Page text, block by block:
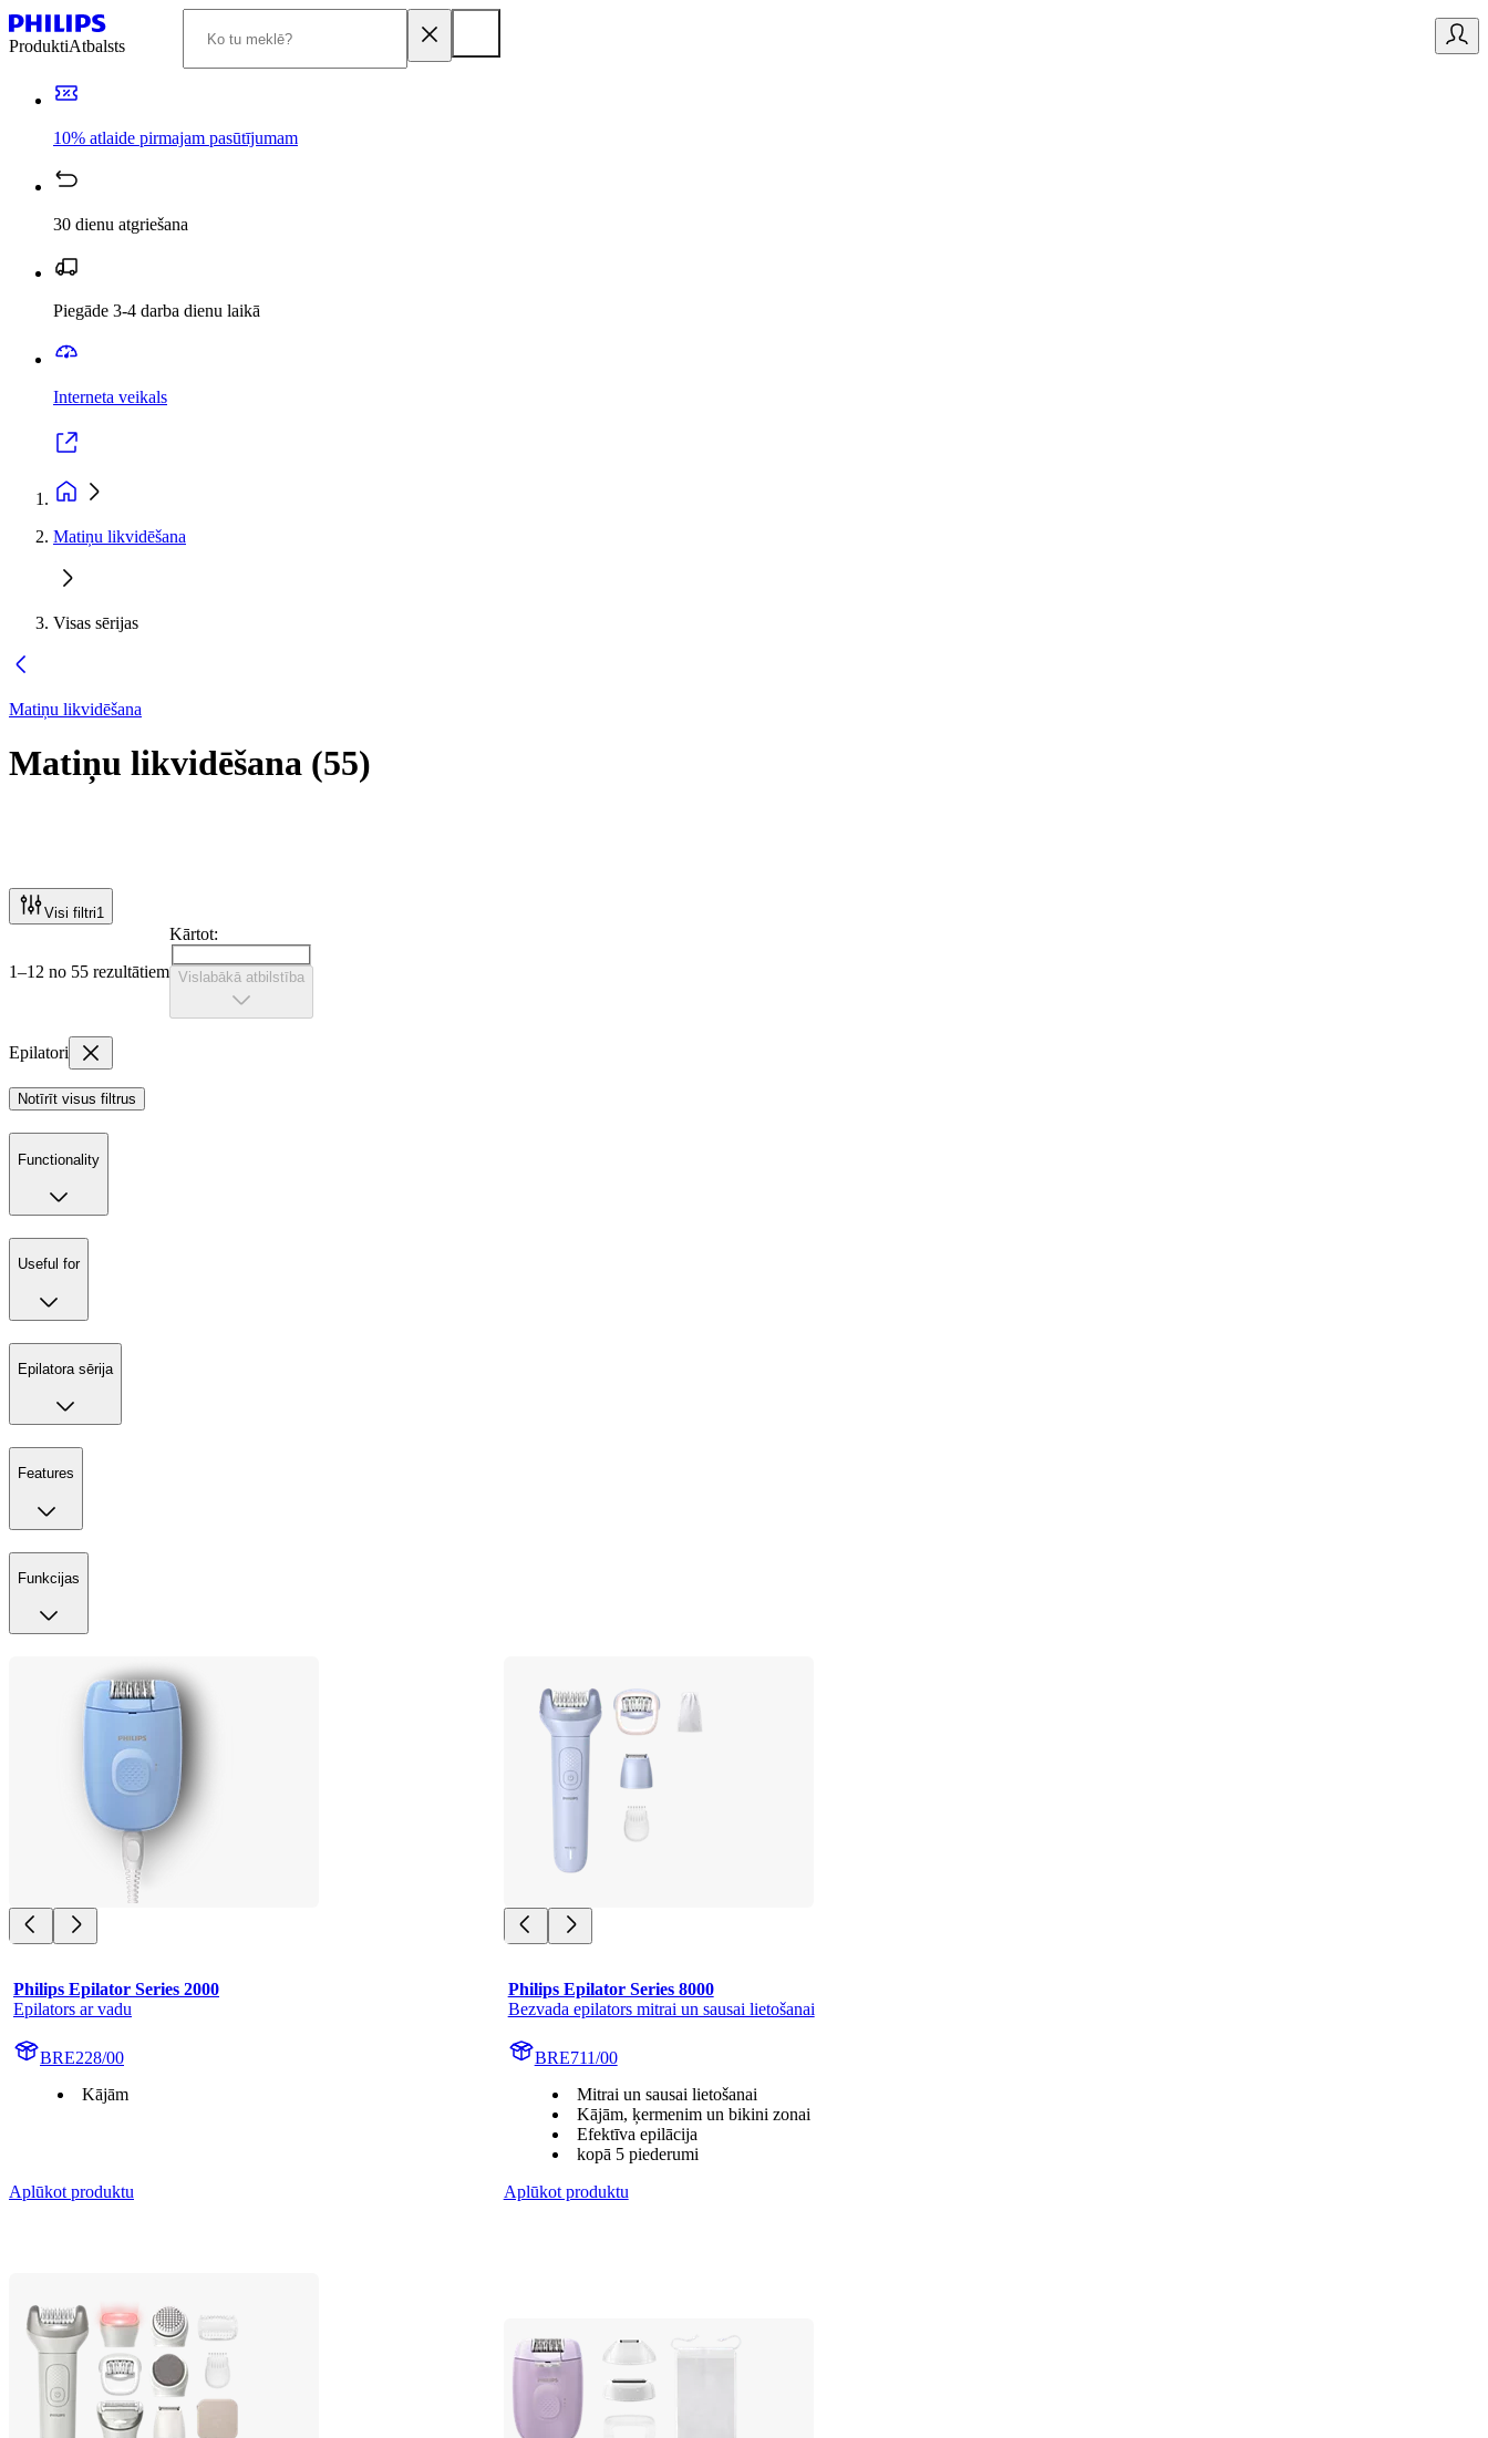
ProduktiAtbalsts
10% atlaide pirmajam pasūtījumam
30 dienu atgriešana
Piegāde 3-4 darba dienu laikā
Interneta veikals
Matiņu likvidēšana
Visas sērijas
Matiņu likvidēšana
Matiņu likvidēšana (55)
Visi filtri1
1–12 no 55 rezultātiem
Kārtot:
Vislabākā atbilstība
Epilatori
Notīrīt visus filtrus
Functionality
Useful for
Epilatora sērija
Features
Funkcijas
Philips Epilator Series 2000
Epilators ar vadu
BRE228/00
Kājām
Aplūkot produktu
Philips Epilator Series 8000
Bezvada epilators mitrai un sausai lietošanai
BRE711/00
Mitrai un sausai lietošanai
Kājām, ķermenim un bikini zonai
Efektīva epilācija
kopā 5 piederumi
Aplūkot produktu